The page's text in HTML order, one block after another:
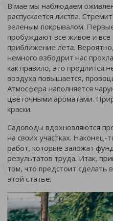
В мае мы наблюдаем
распускается листва.
зеленым покрывалом.
пробуждают все живое и
приближение лета.
немного взбодрит нас
как правило, это продлится
воздуха повышается,
Атмосфера наполняется
цветочными ароматами.
краски.
Садоводы вдохновляются
на своих участках.
работ, которые заложат
результатов труда. Итак,
том, что предстоит сделать
этой статье.